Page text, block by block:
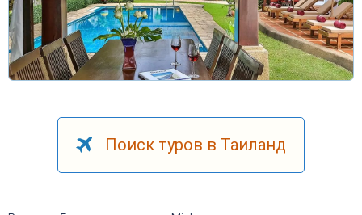
Поиск туров в Таиланд